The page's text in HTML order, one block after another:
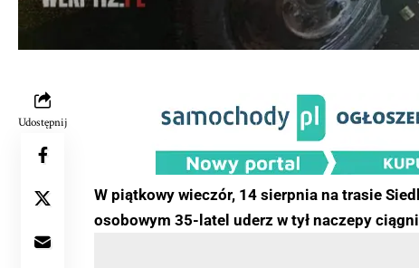
Udostępnij
W piątkowy wieczór, 14 sierpnia na trasie
osobowym 35-latel uderz w tył naczepy